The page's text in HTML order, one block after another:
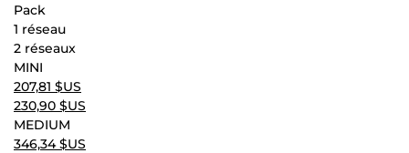
Pack
1 réseau
2 réseaux
MINI
207,81 $US
230,90 $US
MEDIUM
346,34 $US